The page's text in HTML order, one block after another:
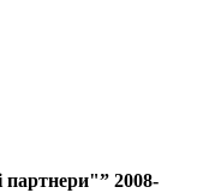
партнери"” 2008-